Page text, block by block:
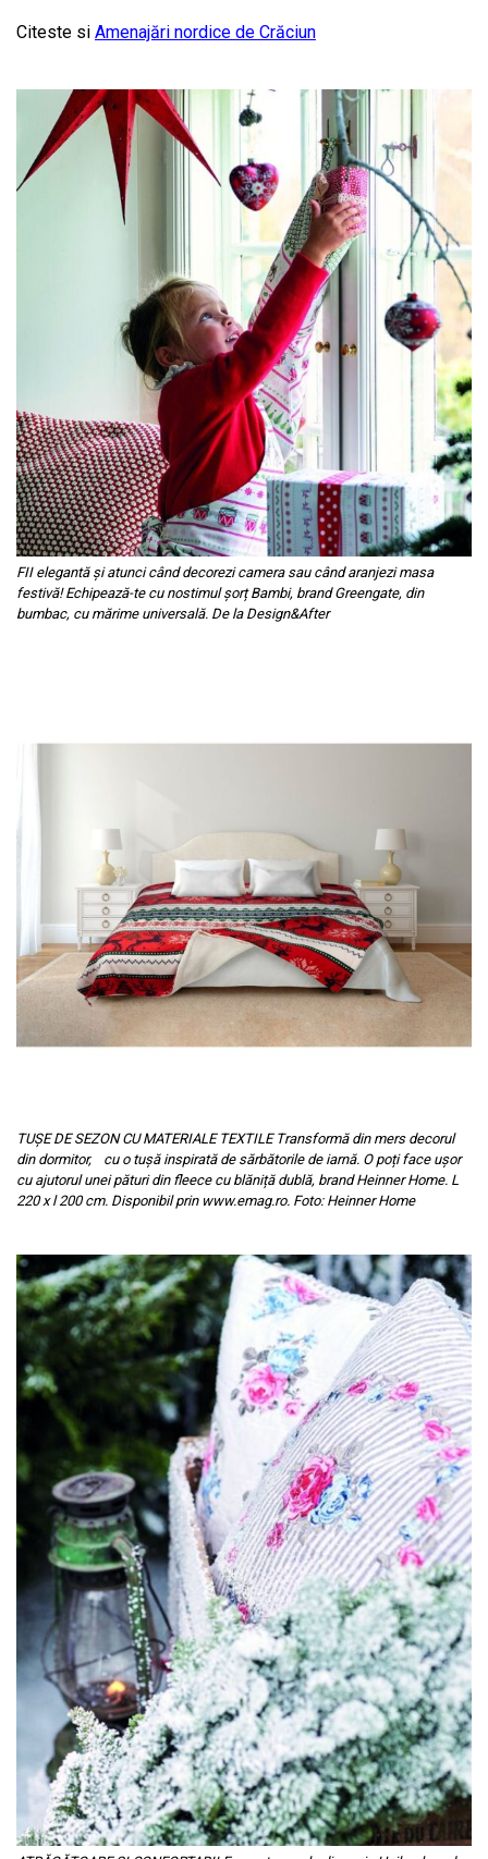
Citeste si Amenajări nordice de Crăciun
FII elegantă și atunci când decorezi camera sau când aranjezi masa
festivă! Echipează-te cu nostimul șorț Bambi, brand Greengate, din
bumbac, cu mărime universală. De la Design&After
TUȘE DE SEZON CU MATERIALE TEXTILE Transformă din mers decorul
din dormitor, cu o tușă inspirată de sărbătorile de iarnă. O poți face ușor
cu ajutorul unei pături din fleece cu blăniță dublă, brand Heinner Home. L
220 x l 200 cm. Disponibil prin www.emag.ro. Foto: Heinner Home